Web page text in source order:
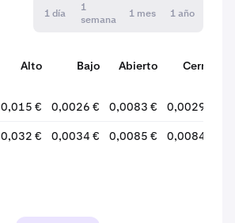
1 día
1
semana
1 mes 1 año
Alto Bajo Abierto
Cerrar
0,015 € 0,0026 € 0,0083 € 0,0029 €
0,032 € 0,0034 € 0,0085 € 0,0084 €